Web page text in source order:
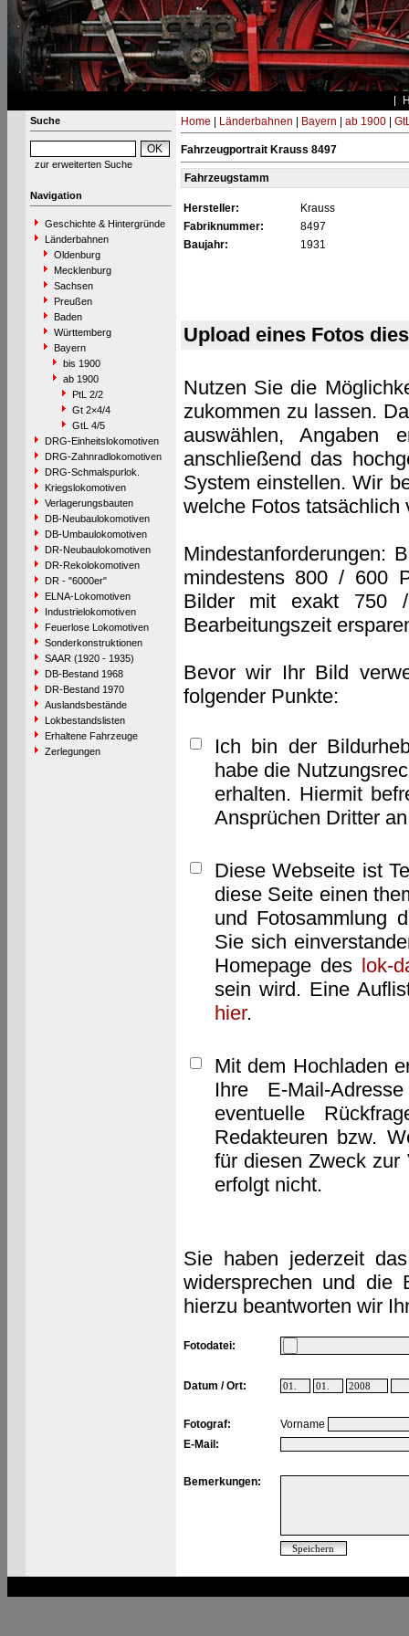
Suche
zur erweiterten Suche
Navigation
Geschichte & Hintergründe
Länderbahnen
Oldenburg
Mecklenburg
Sachsen
Preußen
Baden
Württemberg
Bayern
bis 1900
ab 1900
PtL 2/2
Gt 2×4/4
GtL 4/5
DRG-Einheitslokomotiven
DRG-Zahnradlokomotiven
DRG-Schmalspurlok.
Kriegslokomotiven
Verlagerungsbauten
DB-Neubaulokomotiven
DB-Umbaulokomotiven
DR-Neubaulokomotiven
DR-Rekolokomotiven
DR - "6000er"
ELNA-Lokomotiven
Industrielokomotiven
Feuerlose Lokomotiven
Sonderkonstruktionen
SAAR (1920 - 1935)
DB-Bestand 1968
DR-Bestand 1970
Auslandsbestände
Lokbestandslisten
Erhaltene Fahrzeuge
Zerlegungen
Home Länderbahnen Bayern ab 1900|
Fahrzeugportrait Krauss 8497
Fahrzeugstamm
Hersteller:
Krauss
Fabriknummer:
8497
Baujahr:
1931
Upload eines Fotos
Nutzen Sie die
zukommen zu lassen.
auswählen, Angaben
anschließend das
System einstellen. Wir
welche Fotos tatsächlich
Mindestanforderungen:
mindestens 800 / 600
Bilder mit exakt 750
Bearbeitungszeit
Bevor wir Ihr Bild
folgender Punkte:
Ich bin der
habe die
erhalten. Hiermit
Ansprüchen Dritter
Diese Webseite ist
diese Seite einen
und Fotosammlung
Sie sich
Homepage des lok-
sein wird. Eine
hier.
Mit dem Hochladen
Ihre E-Mail-
eventuelle
Redakteuren bzw.
für diesen Zweck zur
erfolgt nicht.
Sie haben jederzeit
widersprechen und die
hierzu beantworten wir
Fotodatei:
Datum / Ort:
Fotograf:
Vorname
E-Mail:
Bemerkungen: